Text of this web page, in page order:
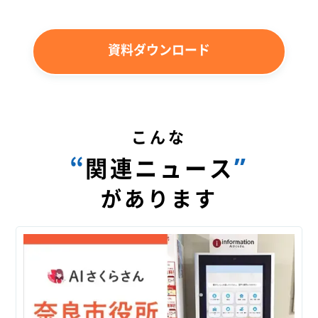
資料ダウンロード
こんな
“関連ニュース”
があります